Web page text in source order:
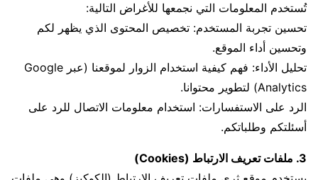
تُستخدم المعلومات التي نجمعها للأغراض التالية:
تحسين تجربة المستخدم: تخصيص المحتوى الذي يظهر لكم
وتحسين أداء الموقع.
تحليل الأداء: فهم كيفية استخدام الزوار لموقعنا (عبر Google
Analytics) لتطوير محتوانا.
الرد على الاستفسارات: استخدام معلومات الاتصال للرد على
أسئلتكم وطلباتكم.
3. ملفات تعريف الارتباط (Cookies)